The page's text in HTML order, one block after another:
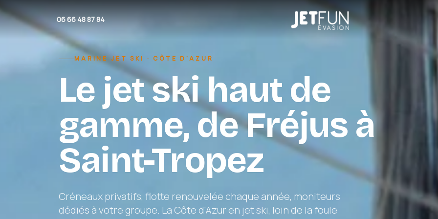
Aller au contenu
06 66 48 87 84
MARINE JET SKI · CÔTE D'AZUR
Le jet ski haut de
gamme, de Fréjus à
Saint-Tropez
Créneaux privatifs, flotte renouvelée chaque année, moniteurs
dédiés à votre groupe. La Côte d'Azur en jet ski, loin de la foule